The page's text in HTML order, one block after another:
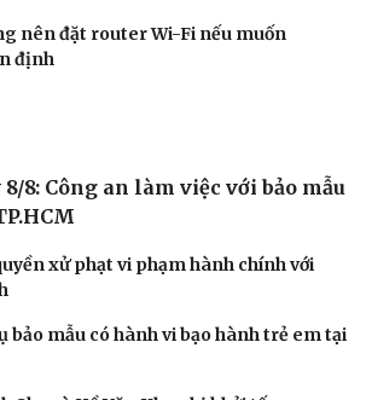
đầu tư hạ tầng AI tại Ấn Độ
được “cởi trói”, OpenAI thêm loạt
nên đặt router Wi-Fi nếu muốn